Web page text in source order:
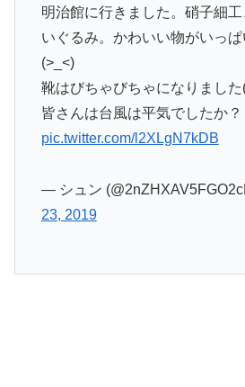
明治館に行きました。硝子細
いぐるみ。かわいい物がいっぱ
(>_<)
靴はびちゃびちゃになりまし
皆さんは台風は平気でしたか？
pic.twitter.com/l2XLgN7kDB
— シュン
23, 2019